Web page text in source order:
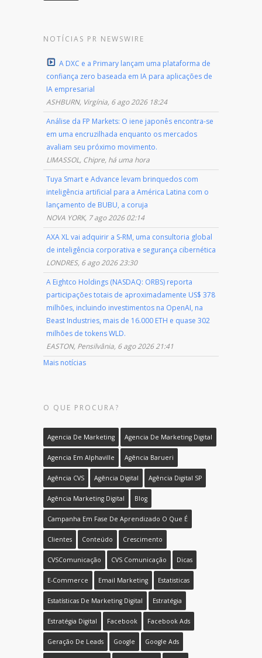
NOTÍCIAS PR NEWSWIRE
A DXC e a Primary lançam uma plataforma de
confiança zero baseada em IA para aplicações de
IA empresarial
ASHBURN, Virgínia, 6 ago 2026 18:24
Análise da FP Markets: O iene japonês encontra-se
em uma encruzilhada enquanto os mercados
avaliam seu próximo movimento.
LIMASSOL, Chipre, há uma hora
Tuya Smart e Advance levam brinquedos com
inteligência artificial para a América Latina com o
lançamento de BUBU, a coruja
NOVA YORK, 7 ago 2026 02:14
AXA XL vai adquirir a S-RM, uma consultoria global
de inteligência corporativa e segurança cibernética
LONDRES, 6 ago 2026 23:30
A Eightco Holdings (NASDAQ: ORBS) reporta
participações totais de aproximadamente US$ 378
milhões, incluindo investimentos na OpenAI, na
Beast Industries, mais de 16.000 ETH e quase 302
milhões de tokens WLD.
EASTON, Pensilvânia, 6 ago 2026 21:41
Mais notícias
O QUE PROCURA?
Agencia De Marketing Agencia De Marketing Digital
Agencia Em Alphaville Agência Barueri
Agência CVS Agência Digital Agência Digital SP
Agência Marketing Digital Blog
Campanha Em Fase De Aprendizado O Que É
Clientes Conteúdo Crescimento
CVSComunicação CVS Comunicação Dicas
E-Commerce Email Marketing Estatisticas
Estatísticas De Marketing Digital Estratégia
Estratégia Digital Facebook Facebook Ads
Geração De Leads Google Google Ads